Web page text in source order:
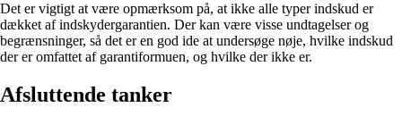
Det er vigtigt at være opmærksom på, at ikke alle typer indskud er
dækket af indskydergarantien. Der kan være visse undtagelser og
begrænsninger, så det er en god ide at undersøge nøje, hvilke indskud
der er omfattet af garantiformuen, og hvilke der ikke er.
Afsluttende tanker